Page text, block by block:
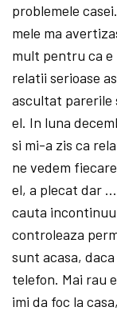
problemele
mele ma
mult pentru ca e
relatii serioase
ascultat parerile
el. In luna
si mi-a zis ca
ne vedem
el, a plecat dar
cauta
controleaza
sunt acasa,
telefon. Mai rau
imi da foc la